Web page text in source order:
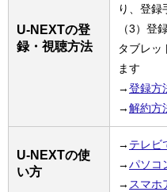
U-NEXTの登
録・視聴方法
り、登録
（3）登
タブレッ
ます
→登録方
→解約方
U-NEXTの使
い方
→ テレビ
→パソコ
→ スマホ